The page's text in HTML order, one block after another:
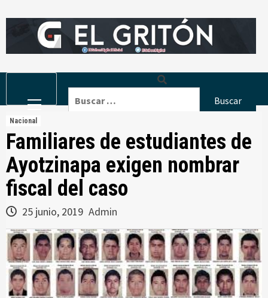
to
Menu
Nacional
Familiares de estudiantes de
Ayotzinapa exigen nombrar
fiscal del caso
25 junio, 2019 Admin